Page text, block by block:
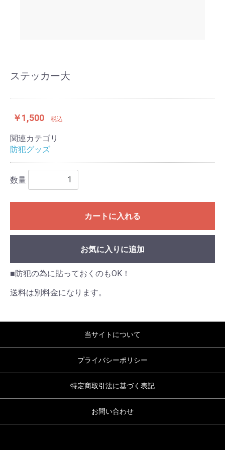
ステッカー大
￥1,500 税込
関連カテゴリ
防犯グッズ
数量
カートに入れる
お気に入りに追加
■防犯の為に貼っておくのもOK！
送料は別料金になります。
当サイトについて
プライバシーポリシー
特定商取引法に基づく表記
お問い合わせ